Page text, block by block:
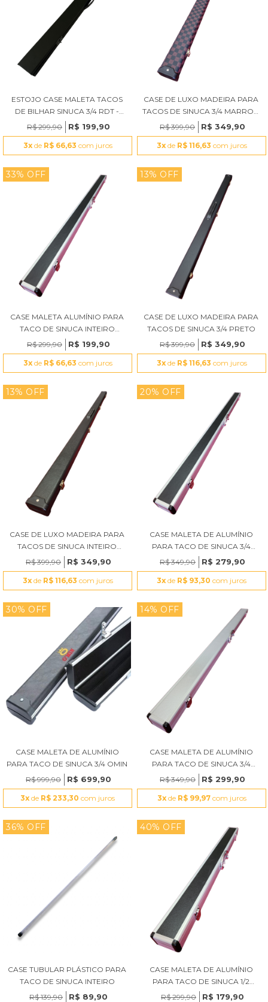
ESTOJO CASE MALETA TACOS
DE BILHAR SINUCA 3/4 RDT -
PRETO ALÇA FLEXÍVEL
R$ 299,90 R$ 199,90
3xde R$ 66,63 com juros
CASE DE LUXO MADEIRA PARA
TACOS DE SINUCA 3/4 MARROM
XADREZ
R$ 399,90 R$ 349,90
3xde R$ 116,63 com juros
33% OFF
CASE MALETA ALUMÍNIO PARA
TACO DE SINUCA INTEIRO
PRETO RDT
R$ 299,90 R$ 199,90
3xde R$ 66,63 com juros
13% OFF
CASE DE LUXO MADEIRA PARA
TACOS DE SINUCA 3/4 PRETO
R$ 399,90
R$ 349,90
3xde R$ 116,63 com juros
13% OFF
CASE DE LUXO MADEIRA PARA
TACOS DE SINUCA INTEIRO
PRETO
R$ 399,90 R$ 349,90
3xde R$ 116,63 com juros
20% OFF
CASE MALETA DE ALUMÍNIO
PARA TACO DE SINUCA 3/4
PRETO RDT
R$ 349,90 R$ 279,90
3x de R$ 93,30 com juros
30% OFF
CASE MALETA DE ALUMÍNIO
PARA TACO DE SINUCA 3/4 OMIN
R$ 999,90
R$ 699,90
3x de R$ 233,30 com juros
14% OFF
CASE MALETA DE ALUMÍNIO
PARA TACO DE SINUCA 3/4
PRATA RDT
R$ 349,90 R$ 299,90
3xde R$ 99,97com juros
36% OFF
CASE TUBULAR PLÁSTICO PARA
TACO DE SINUCA INTEIRO
R$ 139,90
R$ 89,90
40% OFF
CASE MALETA DE ALUMÍNIO
PARA TACO DE SINUCA 1/2
PRETO RDT
R$ 299,90 R$ 179,90